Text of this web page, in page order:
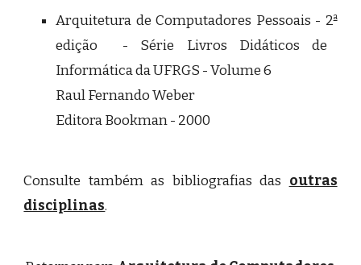
Arquitetura de Computadores Pessoais - 2a
edição - Série Livros Didáticos de
Informática da UFRGS - Volume 6
Raul Fernando Weber
Editora Bookman - 2000
Consulte também as bibliografias das outras
disciplinas.